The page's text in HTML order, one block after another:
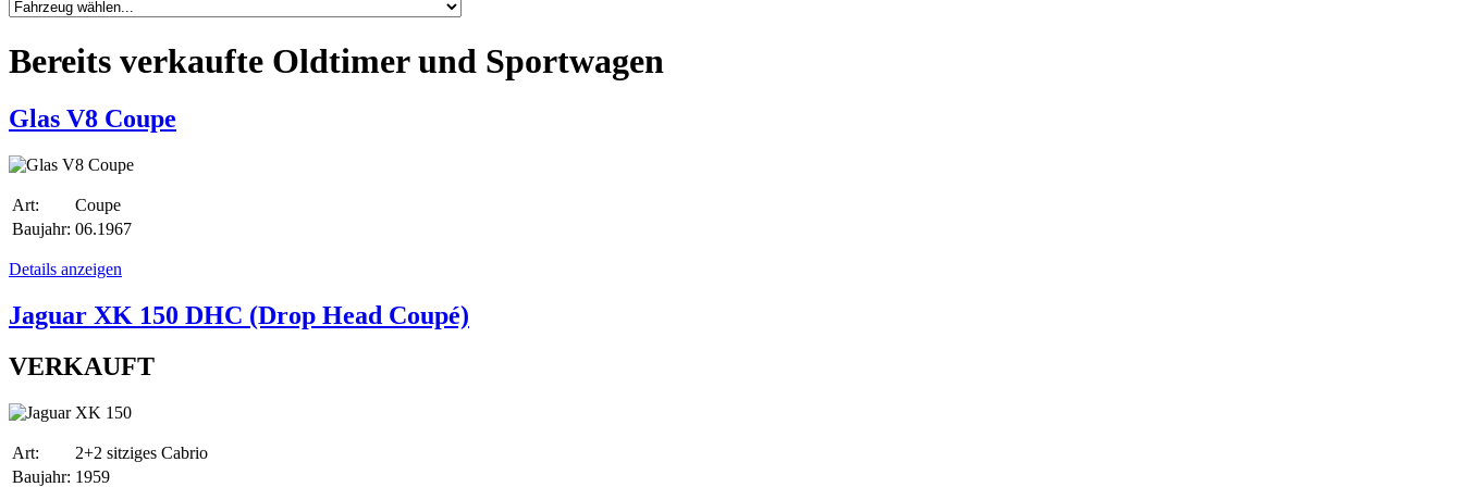
Bereits verkaufte Oldtimer und Sportwagen
Glas V8 Coupe
Art:
Coupe
Baujahr: 06.1967
Details anzeigen
Jaguar XK 150 DHC (Drop Head Coupé)
VERKAUFT
Art:
2+2 sitziges Cabrio
Baujahr: 1959